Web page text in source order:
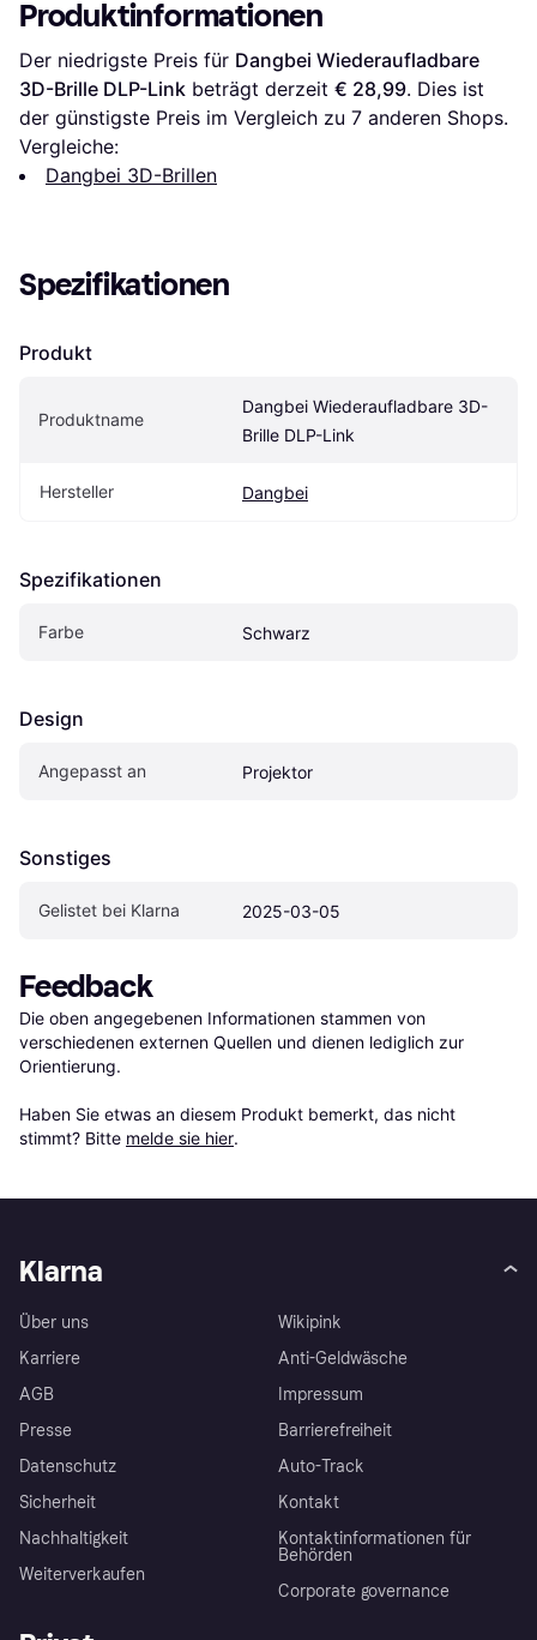
Produktinformationen
Der niedrigste Preis für Dangbei Wiederaufladbare
3D-Brille DLP-Link beträgt derzeit € 28,99. Dies ist
der günstigste Preis im Vergleich zu 7 anderen Shops.
Vergleiche:
Dangbei 3D-Brillen
Spezifikationen
Produkt
Produktname
Dangbei Wiederaufladbare 3D-
Brille DLP-Link
Hersteller Dangbei
Spezifikationen
Farbe Schwarz
Design
Angepasst an Projektor
Sonstiges
Gelistet bei Klarna 2025-03-05
Feedback
Die oben angegebenen Informationen stammen von
verschiedenen externen Quellen und dienen lediglich zur
Orientierung.
Haben Sie etwas an diesem Produkt bemerkt, das nicht
stimmt? Bitte melde sie hier.
Klarna
Über uns
Karriere
AGB
Presse
Datenschutz
Sicherheit
Nachhaltigkeit
Weiterverkaufen
Wikipink
Anti-Geldwäsche
Impressum
Barrierefreiheit
Auto-Track
Kontakt
Kontaktinformationen für
Behörden
Corporate governance